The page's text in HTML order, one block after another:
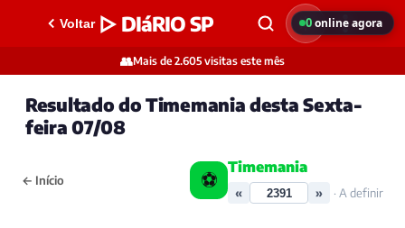
Voltar ▷ DIáRIO SP
👥Mais de 2.605 visitas este mês
Resultado do Timemania desta Sexta-
feira 07/08
← Início ⚽ Timemania
« » · A definir
0online agora